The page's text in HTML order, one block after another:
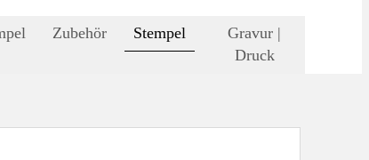
Zubehör Stempel
Gravur |
Druck